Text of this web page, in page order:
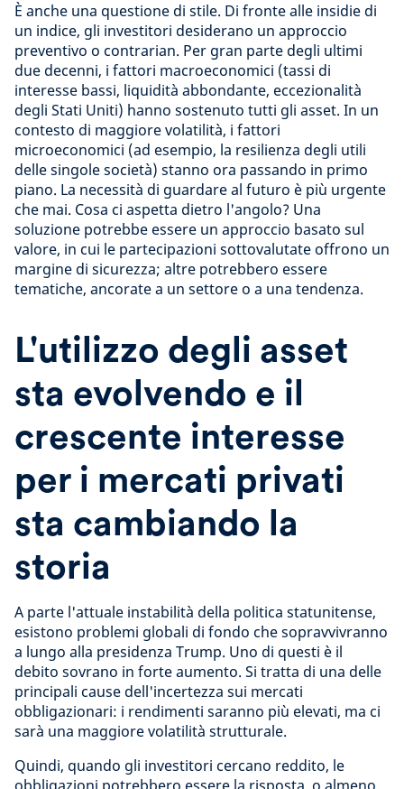
È anche una questione di stile. Di fronte alle insidie di
un indice, gli investitori desiderano un approccio
preventivo o contrarian. Per gran parte degli ultimi
due decenni, i fattori macroeconomici (tassi di
interesse bassi, liquidità abbondante, eccezionalità
degli Stati Uniti) hanno sostenuto tutti gli asset. In un
contesto di maggiore volatilità, i fattori
microeconomici (ad esempio, la resilienza degli utili
delle singole società) stanno ora passando in primo
piano. La necessità di guardare al futuro è più urgente
che mai. Cosa ci aspetta dietro l'angolo? Una
soluzione potrebbe essere un approccio basato sul
valore, in cui le partecipazioni sottovalutate offrono un
margine di sicurezza; altre potrebbero essere
tematiche, ancorate a un settore o a una tendenza.
L'utilizzo degli asset
sta evolvendo e il
crescente interesse
per i mercati privati
sta cambiando la
storia
A parte l'attuale instabilità della politica statunitense,
esistono problemi globali di fondo che sopravvivranno
a lungo alla presidenza Trump. Uno di questi è il
debito sovrano in forte aumento. Si tratta di una delle
principali cause dell'incertezza sui mercati
obbligazionari: i rendimenti saranno più elevati, ma ci
sarà una maggiore volatilità strutturale.
Quindi, quando gli investitori cercano reddito, le